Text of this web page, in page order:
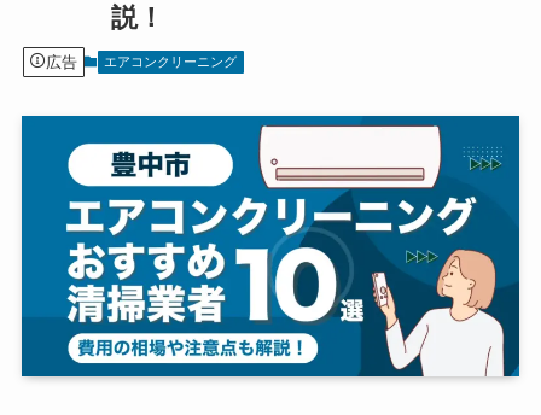
説！
広告 エアコンクリーニング